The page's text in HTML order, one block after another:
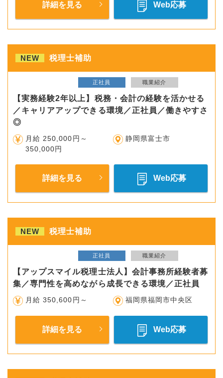
詳細を見る Web応募
NEW 税理士補助
正社員 職業紹介
【実務経験2年以上】税務・会計の経験を活かせる
／キャリアアップできる環境／正社員／働きやすさ
◎
月給 250,000円～
350,000円
静岡県富士市
詳細を見る Web応募
NEW 税理士補助
正社員 職業紹介
【アップスマイル税理士法人】会計事務所経験者募
集／専門性を高めながら成長できる環境／正社員
月給 350,600円～ 福岡県福岡市中央区
詳細を見る Web応募